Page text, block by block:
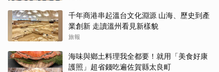
千年商港串起溫台文化淵源 山海、歷史到產
業創新 走讀溫州看見新樣貌
旅報
海味與鄉土料理我全都要！就用「美食好康
護照」超省錢吃遍佐賀縣太良町